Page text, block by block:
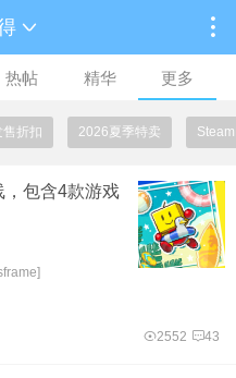
热帖 精华 更多
售折扣 2026夏季特卖
，包含4款游戏
2552 43